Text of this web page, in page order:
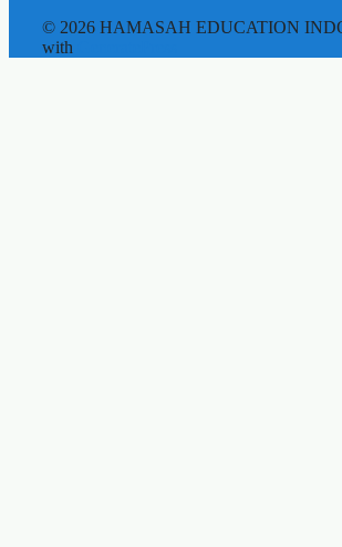
© 2026 HAMASAH EDUCATION
with